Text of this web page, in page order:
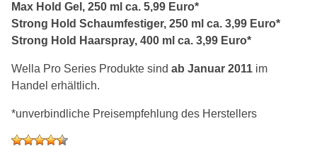
Max Hold Gel, 250 ml ca. 5,99 Euro*
Strong Hold Schaumfestiger, 250 ml ca. 3,99 Euro*
Strong Hold Haarspray, 400 ml ca. 3,99 Euro*
Wella Pro Series Produkte sind ab Januar 2011 im
Handel erhältlich.
*unverbindliche Preisempfehlung des Herstellers